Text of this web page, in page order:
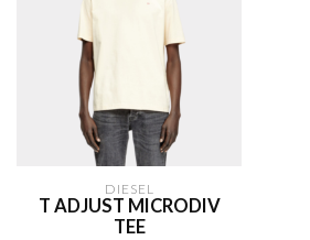
DIESEL
T ADJUST MICRODIV
TEE